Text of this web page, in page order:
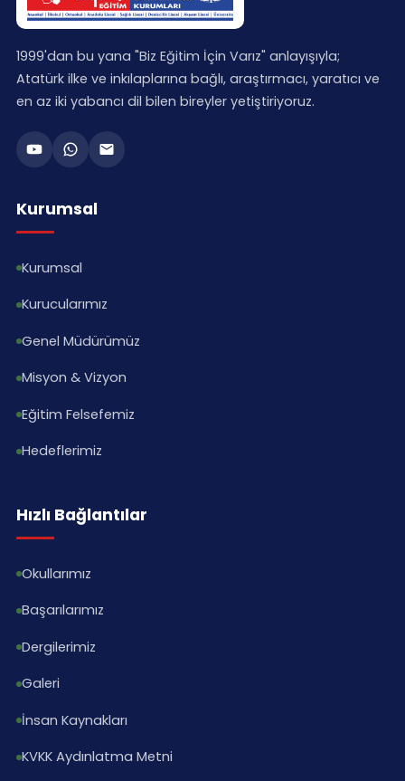
1999'dan bu yana "Biz Eğitim İçin Varız" anlayışıyla;
Atatürk ilke ve inkılaplarına bağlı, araştırmacı, yaratıcı ve
en az iki yabancı dil bilen bireyler yetiştiriyoruz.
Kurumsal
Kurumsal
Kurucularımız
Genel Müdürümüz
Misyon & Vizyon
Eğitim Felsefemiz
Hedeflerimiz
Hızlı Bağlantılar
Okullarımız
Başarılarımız
Dergilerimiz
Galeri
İnsan Kaynakları
KVKK Aydınlatma Metni